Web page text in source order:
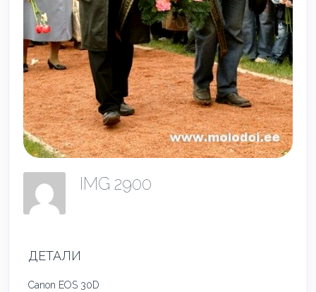
IMG 2900
ДЕТАЛИ
Canon EOS 30D